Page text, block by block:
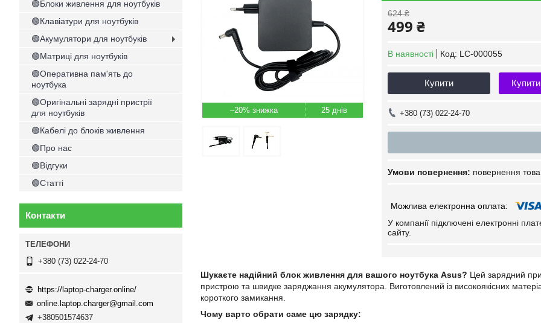
–20% 25 днів
624 ₴
499 ₴
В наявності Код: LC-000055
Купити
+380 (73) 022-24-70
повернення
У компанії підключені електронні
сайту.
Шукаєте надійний блок живлення для вашого ноутбука Asus? Цей зарядний
пристрою та швидке заряджання акумулятора. Виготовлений із високоякісних
короткого замикання.
Чому варто обрати саме цю зарядку:
🟢Блоки живлення для ноутбуків
🟢Клавіатури для ноутбуків
🟢Акумулятори для ноутбуків
🟢Матриці для ноутбуків
🟢Оперативна пам'ять до
ноутбука
🟢Оригінальні зарядні пристрії
для ноутбуків
🟢Кабелі до блоків живлення
🟢Про нас
🟢Відгуки
🟢Статті
Контакти
+380 (73) 022-24-70
https://laptop-charger.online/
online.laptop.charger@gmail.com
+380501574637